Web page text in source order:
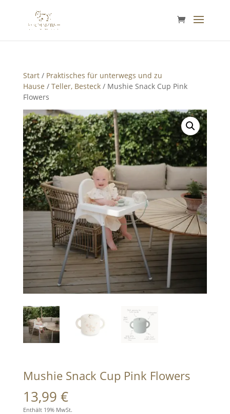
Start/ Praktisches für unterwegs und zu
Hause / Teller, Besteck/ Mushie Snack Cup Pink
Flowers
Mushie Snack Cup Pink Flowers
13,99 €
Enthält 19% MwSt.